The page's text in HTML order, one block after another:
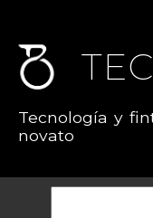
Tecnología y
novato
SEARCH